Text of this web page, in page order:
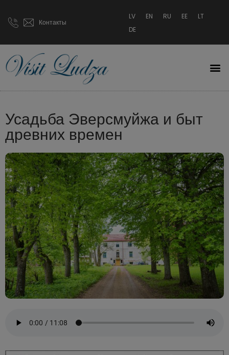
Контакты
LV EN RU EE
LT
DE
Усадьба Эверсмуйжа и быт
древних времен